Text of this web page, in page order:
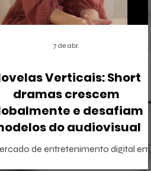
Verticais: Short
dramas crescem
e desafiam
do audiovisual
de entretenimento digital em
7 de abr.